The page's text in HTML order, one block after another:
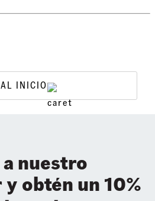
INICIO
nuestro
obtén un 10%